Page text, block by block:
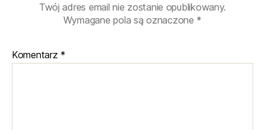
Twój adres email nie zostanie opublikowany.
Wymagane pola są oznaczone *
Komentarz *